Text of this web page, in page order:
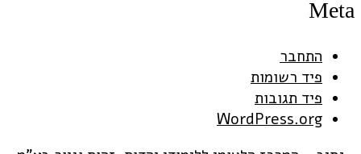
Meta
התחבר
פיד רשומות
פיד תגובות
WordPress.org